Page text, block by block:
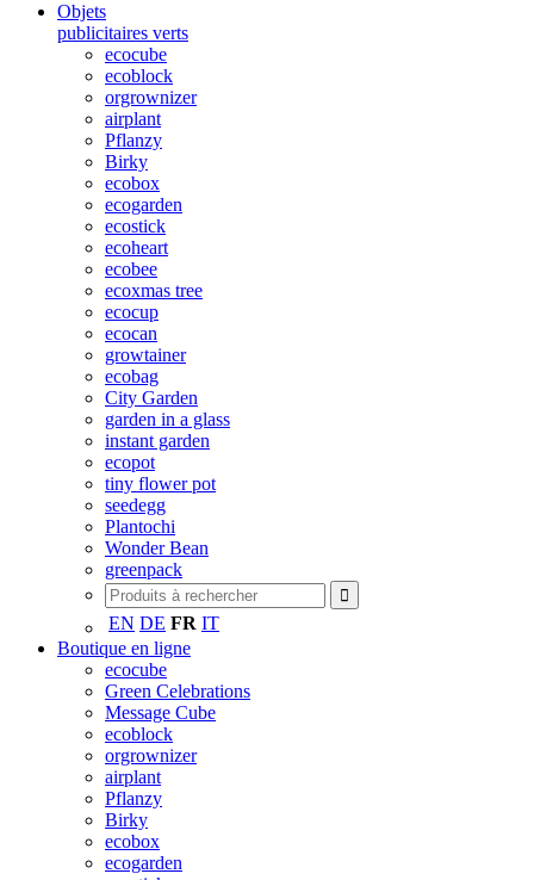
Objets
publicitaires verts
ecocube
ecoblock
orgrownizer
airplant
Pflanzy
Birky
ecobox
ecogarden
ecostick
ecoheart
ecobee
ecoxmas tree
ecocup
ecocan
growtainer
ecobag
City Garden
garden in a glass
instant garden
ecopot
tiny flower pot
seedegg
Plantochi
Wonder Bean
greenpack
EN DE FR IT
Boutique en ligne
ecocube
Green Celebrations
Message Cube
ecoblock
orgrownizer
airplant
Pflanzy
Birky
ecobox
ecogarden